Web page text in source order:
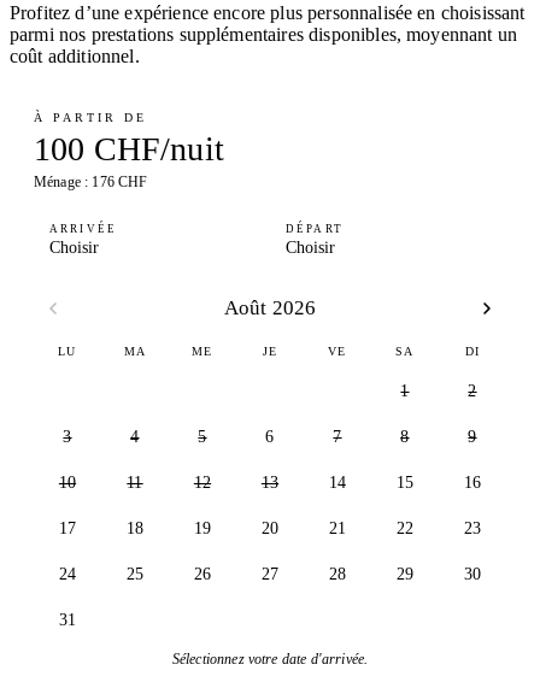
Profitez d’une expérience encore plus personnalisée en choisissant
parmi nos prestations supplémentaires disponibles, moyennant un
coût additionnel.
À PARTIR DE
100 CHF/nuit
Ménage : 176 CHF
ARRIVÉE
Choisir
DÉPART
Choisir
Août 2026
LU MA ME JE VE SA DI
1 2
3 4 5 6 7 8 9
10 11 12 13 14 15 16
17 18 19 20 21 22 23
24 25 26 27 28 29 30
31
Sélectionnez votre date d'arrivée.